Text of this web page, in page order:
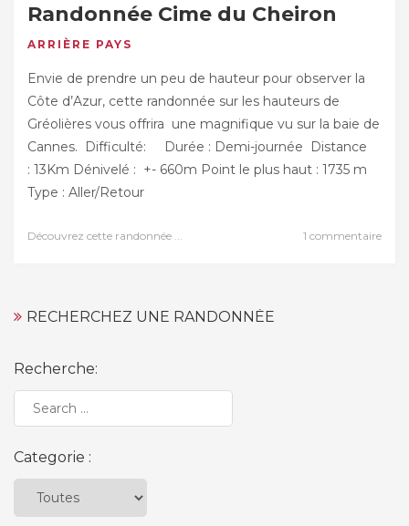
Randonnée Cime du Cheiron
ARRIÈRE PAYS
Envie de prendre un peu de hauteur pour observer la
Côte d’Azur, cette randonnée sur les hauteurs de
Gréolières vous offrira une magnifique vu sur la baie de
Cannes. Difficulté: Durée : Demi-journée Distance
: 13Km Dénivelé : +- 660m Point le plus haut : 1735 m
Type : Aller/Retour
Découvrez cette randonnée ... 1 commentaire
RECHERCHEZ UNE RANDONNÉE
Recherche:
Categorie :